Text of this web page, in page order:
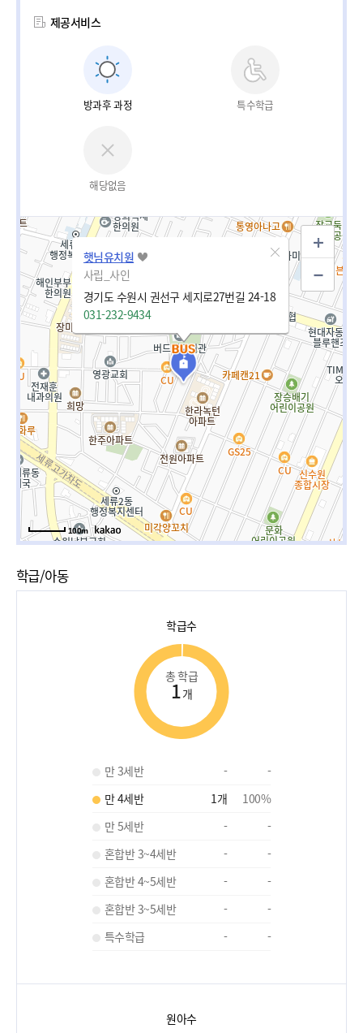
제공서비스
방과후 과정 특수학급
해당없음
햇님유치원
사립_사인
경기도 수원시 권선구 세지로27번길 24-18
031-232-9434
100m
학급/아동
학급수
총 학급
1개
만 3세반 -
-
만 4세반
1개 100%
만 5세반
-
-
혼합반 3~4세반
-
-
혼합반 4~5세반
-
-
혼합반 3~5세반
-
-
특수학급
- -
원아수